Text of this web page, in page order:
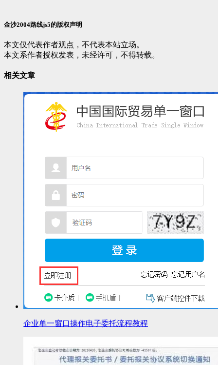
金沙2004路线js5的版权声明
本文仅代表作者观点，不代表本站立场。
本文系作者授权发表，未经许可，不得转载。
相关文章
企业单一窗口操作电子委托流程教程